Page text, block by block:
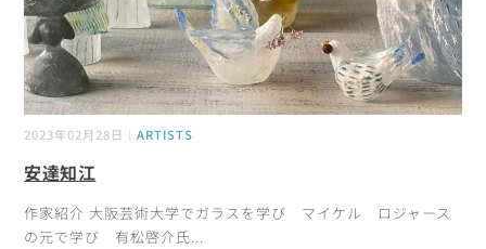
2023年02月28日｜ARTISTS
安達知江
作家紹介 大阪芸術大学でガラスを学び マイケル ロジャース
の元で学び 有松啓介氏...